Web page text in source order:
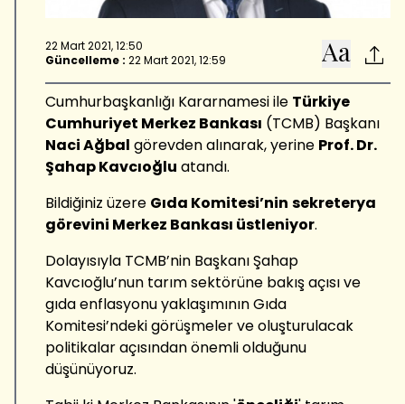
22 Mart 2021, 12:50
Güncelleme : 22 Mart 2021, 12:59
Cumhurbaşkanlığı Kararnamesi ile Türkiye
Cumhuriyet Merkez Bankası (TCMB) Başkanı
Naci Ağbal görevden alınarak, yerine Prof. Dr.
Şahap Kavcıoğlu atandı.
Bildiğiniz üzere Gıda Komitesi’nin sekreterya
görevini Merkez Bankası üstleniyor.
Dolayısıyla TCMB’nin Başkanı Şahap
Kavcıoğlu’nun tarım sektörüne bakış açısı ve
gıda enflasyonu yaklaşımının Gıda
Komitesi’ndeki görüşmeler ve oluşturulacak
politikalar açısından önemli olduğunu
düşünüyoruz.